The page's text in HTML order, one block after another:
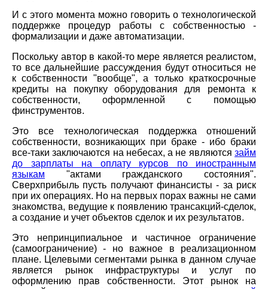
И с этого момента можно говорить о технологической
поддержке процедур работы с собственностью -
формализации и даже автоматизации.
Поскольку автор в какой-то мере является реалистом,
то все дальнейшие рассуждения будут относиться не
к собственности "вообще", а только краткосрочные
кредиты на покупку оборудования для ремонта к
собственности, оформленной с помощью
финструментов.
Это все технологическая поддержка отношений
собственности, возникающих при браке - ибо браки
все-таки заключаются на небесах, а не являются займ
до зарплаты на оплату курсов по иностранным
языкам "актами гражданского состояния".
Сверхприбыль пусть получают финансисты - за риск
при их операциях. Но на первых порах важны не сами
знакомства, ведущие к появлению трансакций-сделок,
а создание и учет объектов сделок и их результатов.
Это непринципиальное и частичное ограничение
(самоограничение) - но важное в реализационном
плане. Целевыми сегментами рынка в данном случае
является рынок инфраструктуры и услуг по
оформлению прав собственности. Этот рынок на